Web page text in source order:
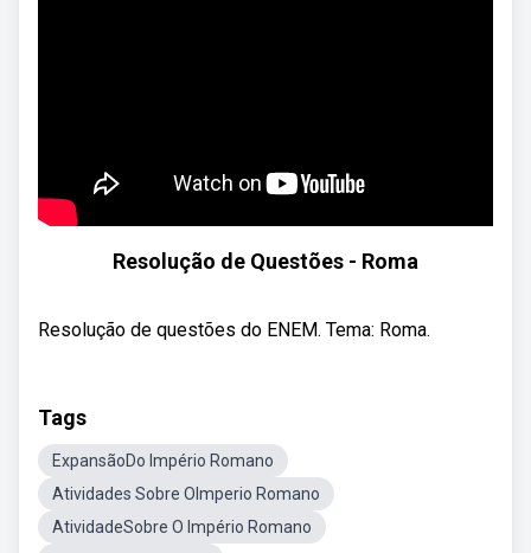
Resolução de Questões - Roma
Resolução de questões do ENEM. Tema: Roma.
Tags
ExpansãoDo Império Romano
Atividades Sobre OImperio Romano
AtividadeSobre O Império Romano